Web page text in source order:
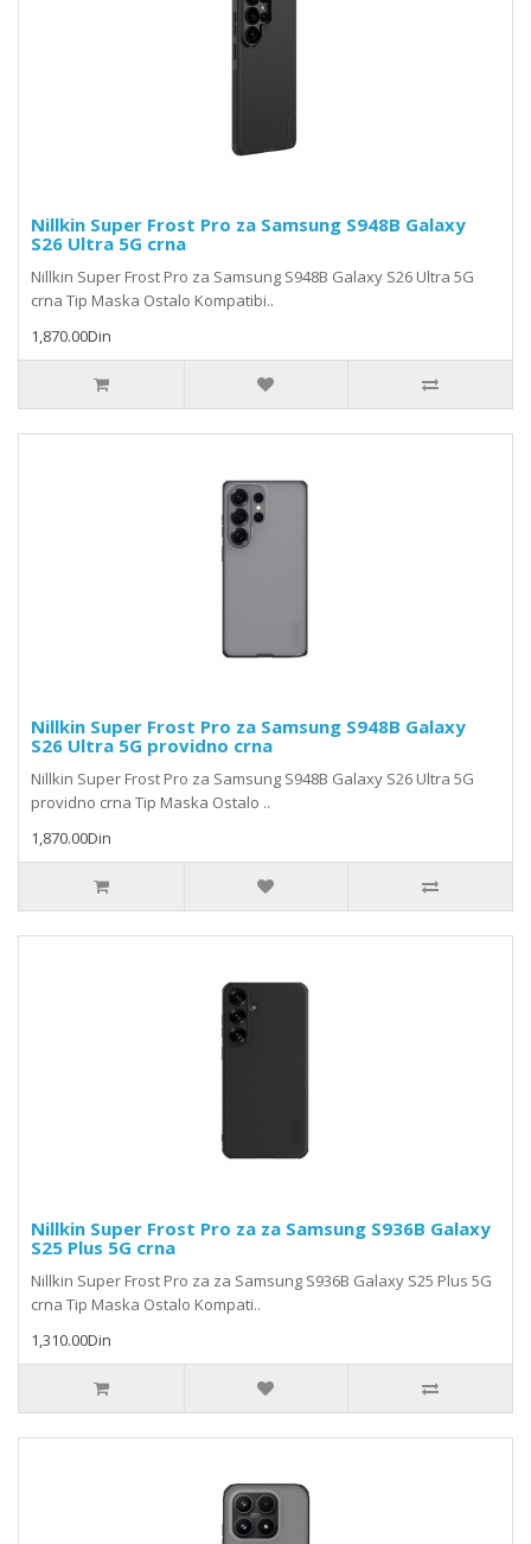
Nillkin Super Frost Pro za Samsung S948B Galaxy
S26 Ultra 5G crna
Nillkin Super Frost Pro za Samsung S948B Galaxy S26 Ultra 5G
crna Tip Maska Ostalo Kompatibi..
1,870.00Din
Nillkin Super Frost Pro za Samsung S948B Galaxy
S26 Ultra 5G providno crna
Nillkin Super Frost Pro za Samsung S948B Galaxy S26 Ultra 5G
providno crna Tip Maska Ostalo ..
1,870.00Din
Nillkin Super Frost Pro za za Samsung S936B Galaxy
S25 Plus 5G crna
Nillkin Super Frost Pro za za Samsung S936B Galaxy S25 Plus 5G
crna Tip Maska Ostalo Kompati..
1,310.00Din